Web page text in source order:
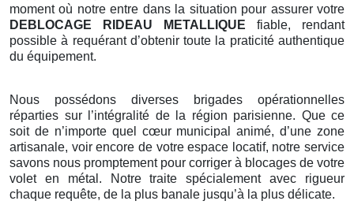
moment où notre entre dans la situation pour assurer votre
DEBLOCAGE RIDEAU METALLIQUE fiable, rendant
possible à requérant d’obtenir toute la praticité authentique
du équipement.
Nous possédons diverses brigades opérationnelles
réparties sur l’intégralité de la région parisienne. Que ce
soit de n’importe quel cœur municipal animé, d’une zone
artisanale, voir encore de votre espace locatif, notre service
savons nous promptement pour corriger à blocages de votre
volet en métal. Notre traite spécialement avec rigueur
chaque requête, de la plus banale jusqu’à la plus délicate.